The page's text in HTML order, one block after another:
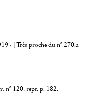
- [Très proche du n° 270.a
n° 120, repr. p. 182.